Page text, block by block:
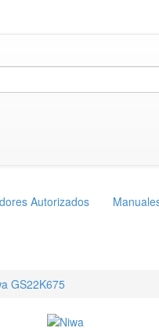
Autorizados
GS22K675